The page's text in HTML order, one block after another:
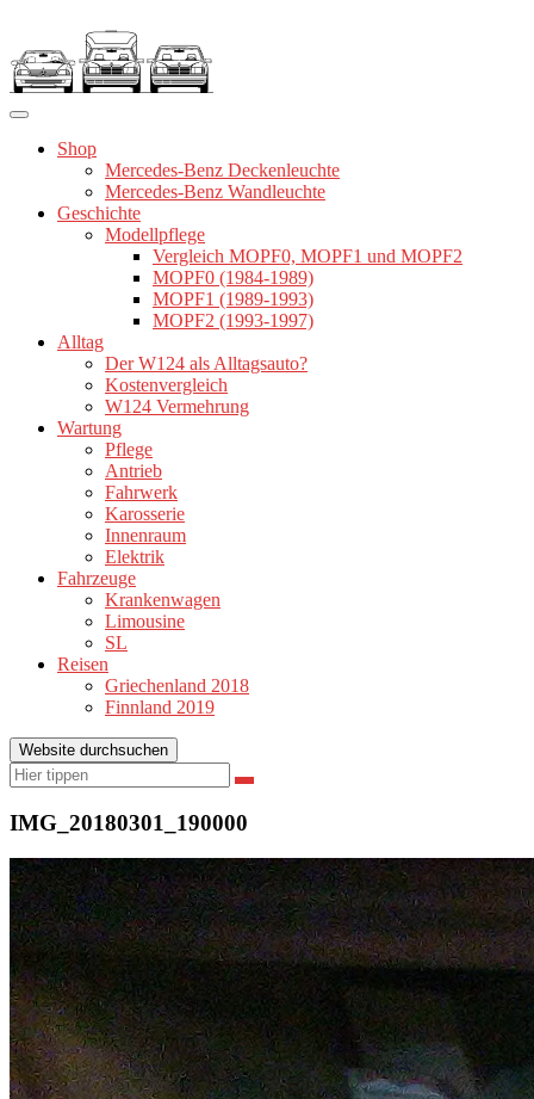
springen
Shop
Mercedes-Benz Deckenleuchte
Mercedes-Benz Wandleuchte
Geschichte
Modellpflege
Vergleich MOPF0, MOPF1 und MOPF2
MOPF0 (1984-1989)
MOPF1 (1989-1993)
MOPF2 (1993-1997)
Alltag
Der W124 als Alltagsauto?
Kostenvergleich
W124 Vermehrung
Wartung
Pflege
Antrieb
Fahrwerk
Karosserie
Innenraum
Elektrik
Fahrzeuge
Krankenwagen
Limousine
SL
Reisen
Griechenland 2018
Finnland 2019
Website durchsuchen
Suchen
nach:
Suchen
IMG_20180301_190000